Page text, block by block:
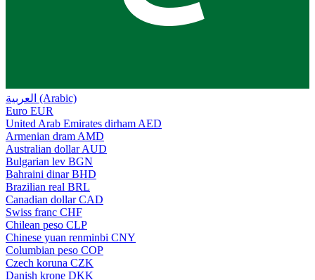
العربية (Arabic)
Euro EUR
United Arab Emirates dirham AED
Armenian dram AMD
Australian dollar AUD
Bulgarian lev BGN
Bahraini dinar BHD
Brazilian real BRL
Canadian dollar CAD
Swiss franc CHF
Chilean peso CLP
Chinese yuan renminbi CNY
Columbian peso COP
Czech koruna CZK
Danish krone DKK